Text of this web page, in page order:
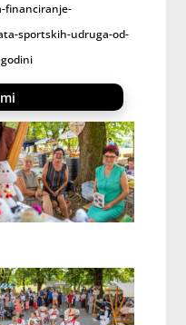
financiranje-
sportskih-udruga-od-